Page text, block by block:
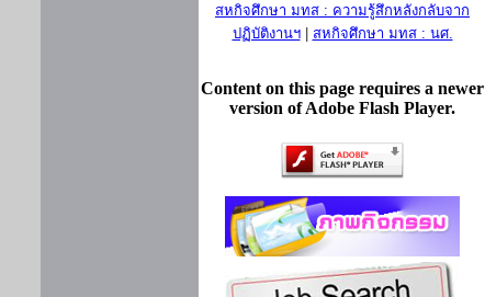
สหกิจศึกษา มทส : ความรู้สึกหลังกลับจาก
ปฏิบัติงานฯ| สหกิจศึกษา มทส : นศ.
Content on this page requires a newer
version of Adobe Flash Player.